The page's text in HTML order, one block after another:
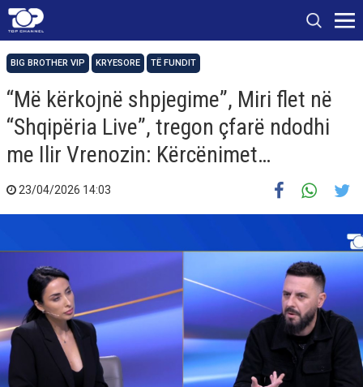
BIG BROTHER VIP KRYESORE TË FUNDIT
“Më kërkojnë shpjegime”, Miri flet në
“Shqipëria Live”, tregon çfarë ndodhi
me Ilir Vrenozin: Kërcënimet…
23/04/2026 14:03